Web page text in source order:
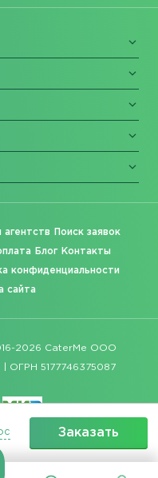
Заказать
агентств Поиск заявок
Блог Контакты
конфиденциальности
сайта
2026 CaterMe ООО
ОГРН 5177746375087